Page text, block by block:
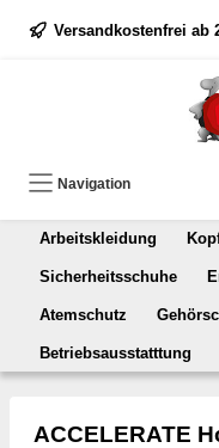
Versandkostenfrei ab
Navigation
Arbeitskleidung
Sicherheitsschuhe
Atemschutz
Betriebsausstatttung
ACCELERATE